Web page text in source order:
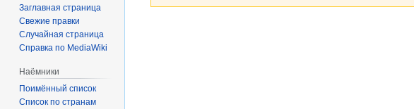
Заглавная страница
Свежие правки
Случайная страница
Справка по MediaWiki
Наёмники
Поимённый список
Список по странам